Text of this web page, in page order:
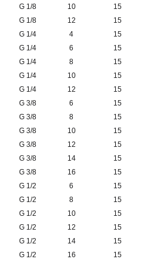
G 1/8
10 15
G 1/8
12 15
G 1/4
4 15
G 1/4
6 15
G 1/4
8 15
G 1/4
10 15
G 1/4
12 15
G 3/8
6 15
G 3/8
8 15
G 3/8
10 15
G 3/8
12 15
G 3/8
14 15
G 3/8
16 15
G 1/2
6 15
G 1/2
8 15
G 1/2
10 15
G 1/2
12 15
G 1/2
14 15
G 1/2
16 15